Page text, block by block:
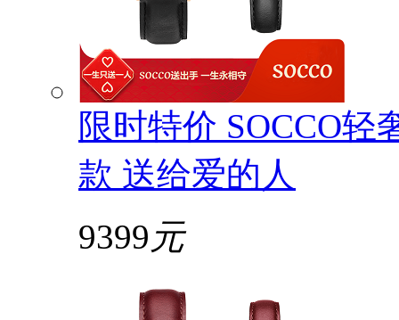
限时特价 SOCCO
款 送给爱的人
9399 元